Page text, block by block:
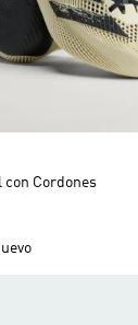
con Cordones